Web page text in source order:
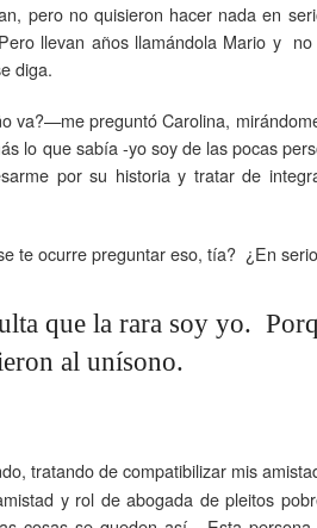
pero no quisieron hacer nada en
llevan años llamándola Mario y
diga.
va?—me preguntó Carolina,
lo que sabía -yo soy de las pocas
por su historia y tratar de
te ocurre preguntar eso, tía? ¿En
que la rara soy yo.
al unísono.
tratando de compatibilizar mis
y rol de abogada de pleitos